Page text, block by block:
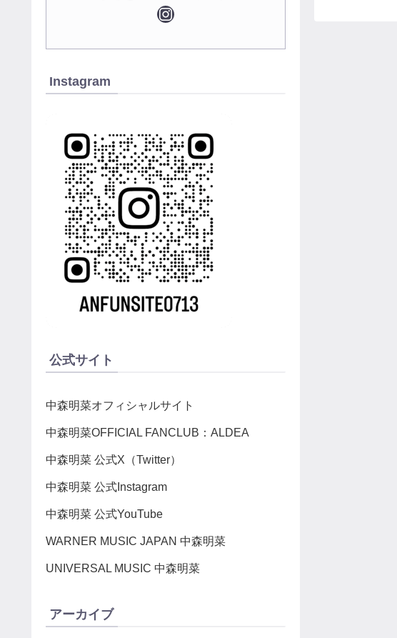
Instagram
公式サイト
中森明菜オフィシャルサイト
中森明菜OFFICIAL FANCLUB：ALDEA
中森明菜 公式X（Twitter）
中森明菜 公式Instagram
中森明菜 公式YouTube
WARNER MUSIC JAPAN 中森明菜
UNIVERSAL MUSIC 中森明菜
アーカイブ